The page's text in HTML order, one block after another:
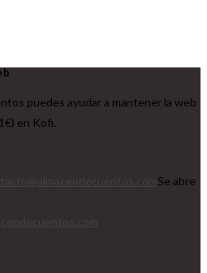
puedes ayudar a mantener la web
en Kofi.
Se abre